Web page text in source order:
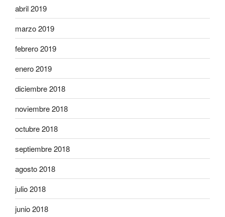
abril 2019
marzo 2019
febrero 2019
enero 2019
diciembre 2018
noviembre 2018
octubre 2018
septiembre 2018
agosto 2018
julio 2018
junio 2018